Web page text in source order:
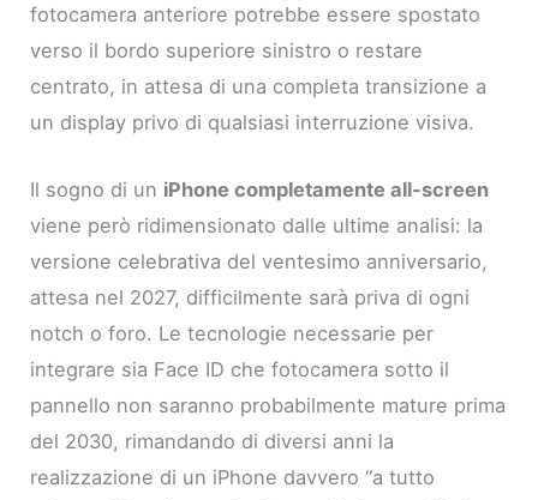
fotocamera anteriore potrebbe essere spostato
verso il bordo superiore sinistro o restare
centrato, in attesa di una completa transizione a
un display privo di qualsiasi interruzione visiva.
Il sogno di un iPhone completamente all-screen
viene però ridimensionato dalle ultime analisi: la
versione celebrativa del ventesimo anniversario,
attesa nel 2027, difficilmente sarà priva di ogni
notch o foro. Le tecnologie necessarie per
integrare sia Face ID che fotocamera sotto il
pannello non saranno probabilmente mature prima
del 2030, rimandando di diversi anni la
realizzazione di un iPhone davvero “a tutto